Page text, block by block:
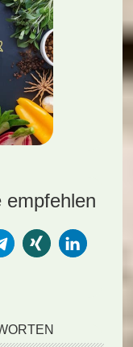
empfehlen